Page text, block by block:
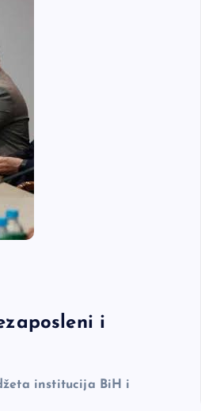
i
institucija BiH i